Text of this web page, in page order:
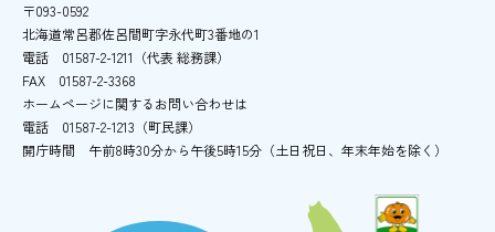
〒093-0592
北海道常呂郡佐呂間町字永代町3番地の1
電話
01587-2-1211（代表 総務課）
FAX
01587-2-3368
ホームページに関するお問い合わせは
電話
01587-2-1213（町民課）
開庁時間
午前8時30分から午後5時15分 （土日祝日、年末年始を除く）